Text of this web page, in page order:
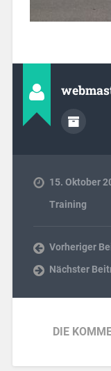
15. Oktober
Training
Vorheriger
Nächster
DIE